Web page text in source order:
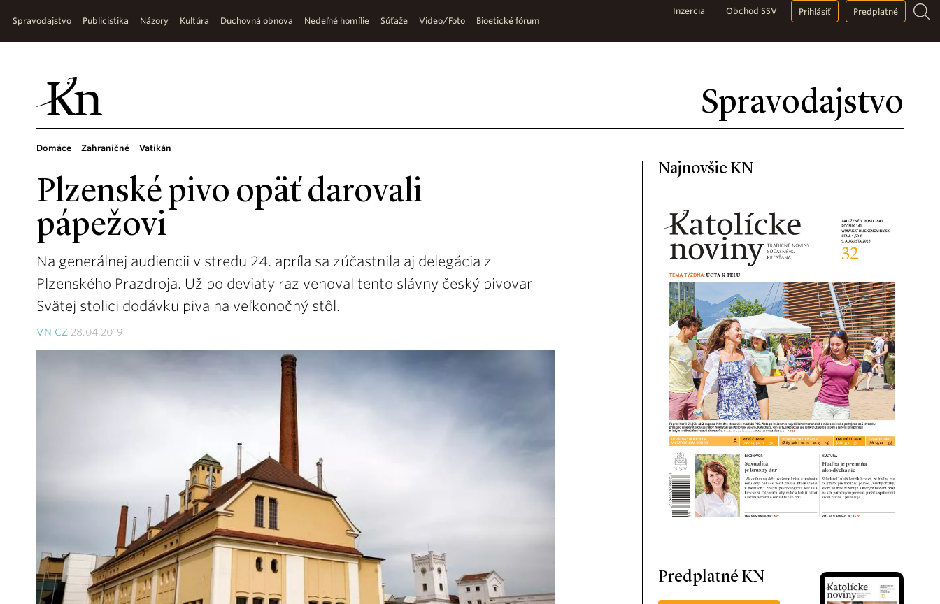
Spravodajstvo
Spravodajstvo Publicistika Názory Kultúra Duchovná obnova Nedeľné homílie Súťaže Video/Foto Bioetické fórum
Inzercia Obchod SSV Prihlásiť Predplatné
Domáce Zahraničné Vatikán
Plzenské pivo opäť darovali
pápežovi
Na generálnej audiencii v stredu 24. apríla sa zúčastnila aj delegácia z
Plzenského Prazdroja. Už po deviaty raz venoval tento slávny český pivovar
Svätej stolici dodávku piva na veľkonočný stôl.
VN CZ 28.04.2019
Najnovšie KN
Predplatné KN